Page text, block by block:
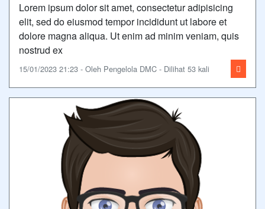
Lorem ipsum dolor sit amet, consectetur adipisicing
elit, sed do eiusmod tempor incididunt ut labore et
dolore magna aliqua. Ut enim ad minim veniam, quis
nostrud ex
15/01/2023 21:23 - Oleh Pengelola DMC - Dilihat 53 kali